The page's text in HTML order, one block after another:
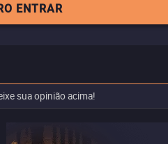
ENTRAR
sua opinião acima!